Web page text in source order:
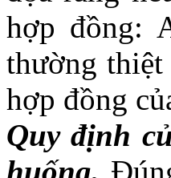
hợp đồng:
thường
hợp đồng
Quy định
huống.